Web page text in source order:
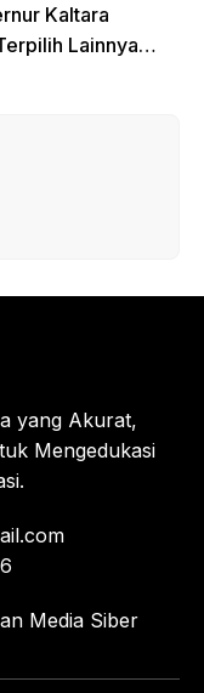
Kaltara
Lainnya
yang Akurat,
Mengedukasi
Media Siber